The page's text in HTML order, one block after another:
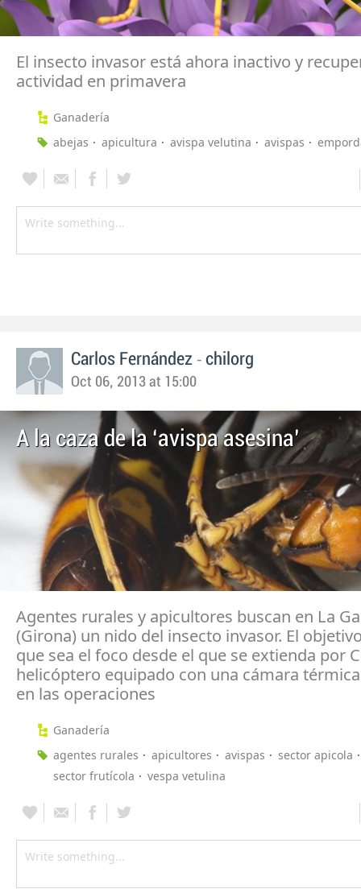
El insecto invasor está ahora inactivo y
actividad en primavera
Ganadería
abejas
apicultura avispa velutina avispas
Carlos Fernández - chilorg
Oct 06, 2013 at 15:00
A la caza de la ‘avispa asesina’
Agentes rurales y apicultores buscan en La
(Girona) un nido del insecto invasor. El
que sea el foco desde el que se extienda por
helicóptero equipado con una cámara
en las operaciones
Ganadería
agentes rurales
apicultores avispas
sector apicola
sector frutícola
vespa vetulina